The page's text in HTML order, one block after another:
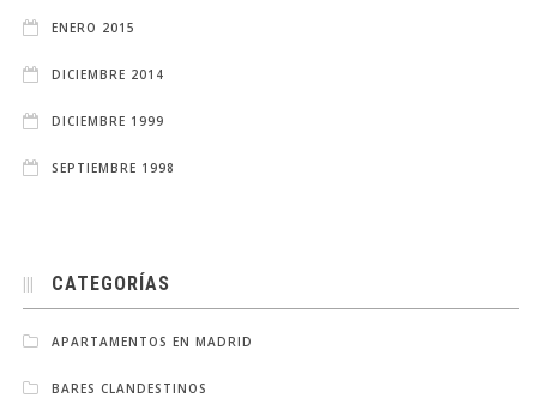
ENERO 2015
DICIEMBRE 2014
DICIEMBRE 1999
SEPTIEMBRE 1998
CATEGORÍAS
APARTAMENTOS EN MADRID
BARES CLANDESTINOS